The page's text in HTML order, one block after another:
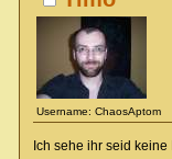
Username: ChaosAptom
Ich sehe ihr seid